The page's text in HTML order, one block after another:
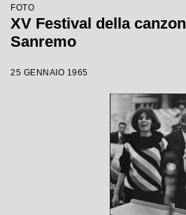
FOTO
XV Festival della
Sanremo
25 GENNAIO 1965